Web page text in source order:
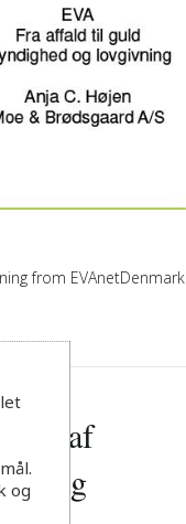
from EVAnetDenmark
af
og